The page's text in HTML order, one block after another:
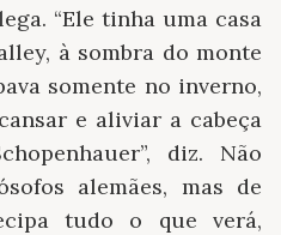
“Ele tinha uma casa
à sombra do monte
somente no inverno,
e aliviar a cabeça
diz. Não
alemães, mas de
tudo o que verá,